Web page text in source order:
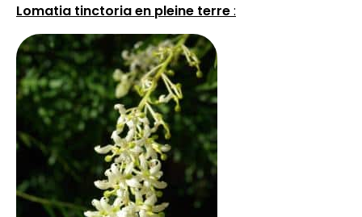
Lomatia tinctoria en pleine terre: